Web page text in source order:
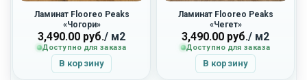
Ламинат Flooreo Peaks
«Чогори»
3,490.00 руб./ м2
Доступно для заказа
В корзину
Ламинат Flooreo Peaks
«Чегет»
3,490.00 руб./ м2
Доступно для заказа
В корзину